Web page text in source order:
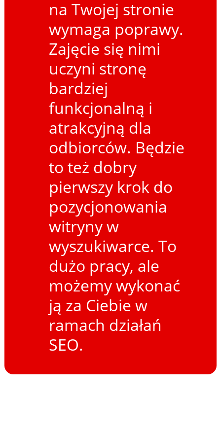
na Twojej stronie
wymaga poprawy.
Zajęcie się nimi
uczyni stronę
bardziej
funkcjonalną i
atrakcyjną dla
odbiorców. Będzie
to też dobry
pierwszy krok do
pozycjonowania
witryny w
wyszukiwarce. To
dużo pracy, ale
możemy wykonać
ją za Ciebie w
ramach działań
SEO.